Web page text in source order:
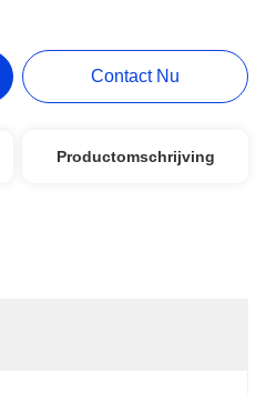
Contact Nu
Productomschrijving